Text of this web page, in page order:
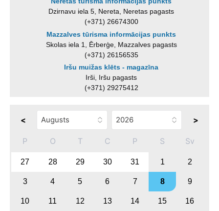
Dzirnavu iela 5, Nereta, Neretas pagasts
(+371) 26674300
Mazzalves tūrisma informācijas punkts
Skolas iela 1, Ērberģe, Mazzalves pagasts
(+371) 26156535
Iršu muižas klēts - magazīna
Irši, Iršu pagasts
(+371) 29275412
< >
P O T C P S Sv
27 28 29 30 31 1 2
3 4 5 6 7 8 9
10 11 12 13 14 15 16